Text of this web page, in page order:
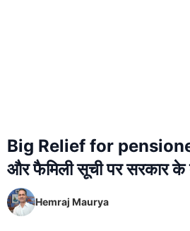
Big Relief for
और फैमिली सूची पर सरकार के
Hemraj Maurya